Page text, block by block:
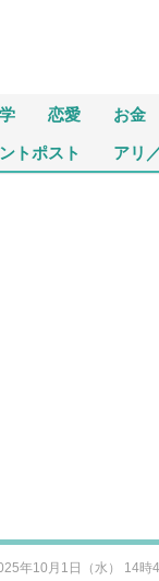
恋愛 お金
トポスト アリ
年10月1日（水） 14時